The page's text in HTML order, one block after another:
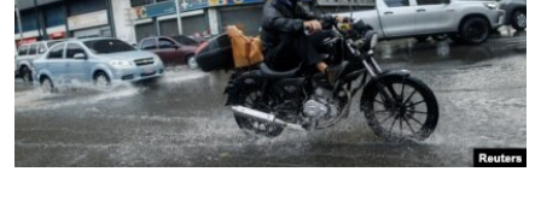
Learning English
СОЦИАЛЬНЫЕ СЕТИ